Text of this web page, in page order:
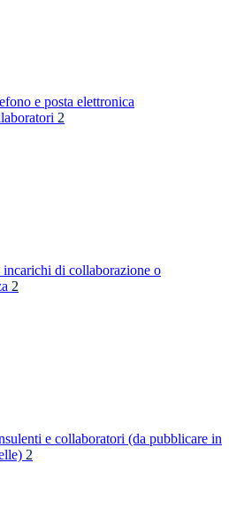
e posta elettronica
2
di collaborazione o
2
e collaboratori (da pubblicare in
2